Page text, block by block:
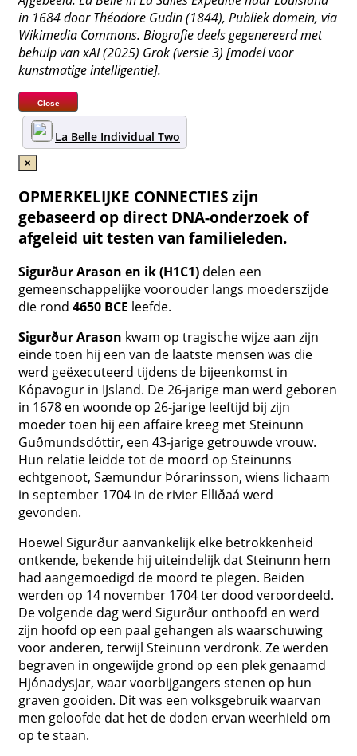
in 1684 door Théodore Gudin (1844), Publiek domein, via
Wikimedia Commons. Biografie deels gegenereerd met
behulp van xAI (2025) Grok (versie 3) [model voor
kunstmatige intelligentie].
Close
La Belle Individual Two
×
OPMERKELIJKE CONNECTIES zijn
gebaseerd op direct DNA-onderzoek of
afgeleid uit testen van familieleden.
Sigurður Arason en ik (H1C1) delen een
gemeenschappelijke voorouder langs moederszijde
die rond 4650 BCE leefde.
Sigurður Arason kwam op tragische wijze aan zijn
einde toen hij een van de laatste mensen was die
werd geëxecuteerd tijdens de bijeenkomst in
Kópavogur in IJsland. De 26-jarige man werd geboren
in 1678 en woonde op 26-jarige leeftijd bij zijn
moeder toen hij een affaire kreeg met Steinunn
Guðmundsdóttir, een 43-jarige getrouwde vrouw.
Hun relatie leidde tot de moord op Steinunns
echtgenoot, Sæmundur Þórarinsson, wiens lichaam
in september 1704 in de rivier Elliðaá werd
gevonden.
Hoewel Sigurður aanvankelijk elke betrokkenheid
ontkende, bekende hij uiteindelijk dat Steinunn hem
had aangemoedigd de moord te plegen. Beiden
werden op 14 november 1704 ter dood veroordeeld.
De volgende dag werd Sigurður onthoofd en werd
zijn hoofd op een paal gehangen als waarschuwing
voor anderen, terwijl Steinunn verdronk. Ze werden
begraven in ongewijde grond op een plek genaamd
Hjónadysjar, waar voorbijgangers stenen op hun
graven gooiden. Dit was een volksgebruik waarvan
men geloofde dat het de doden ervan weerhield om
op te staan.